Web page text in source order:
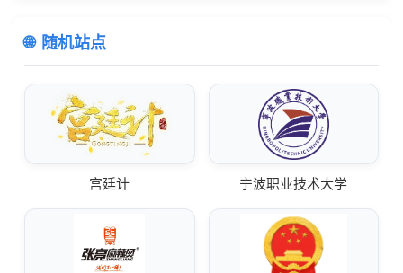
随机站点
宫廷计 宁波职业技术大学